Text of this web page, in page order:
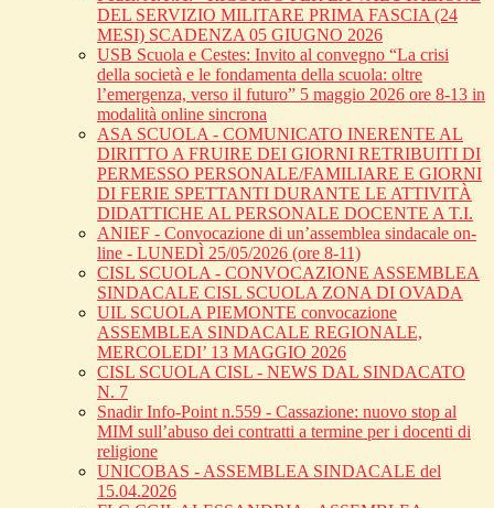
DEL SERVIZIO MILITARE PRIMA FASCIA (24
MESI) SCADENZA 05 GIUGNO 2026
USB Scuola e Cestes: Invito al convegno “La crisi
della società e le fondamenta della scuola: oltre
l’emergenza, verso il futuro” 5 maggio 2026 ore 8-13 in
modalità online sincrona
ASA SCUOLA - COMUNICATO INERENTE AL
DIRITTO A FRUIRE DEI GIORNI RETRIBUITI DI
PERMESSO PERSONALE/FAMILIARE E GIORNI
DI FERIE SPETTANTI DURANTE LE ATTIVITÀ
DIDATTICHE AL PERSONALE DOCENTE A T.I.
ANIEF - Convocazione di un’assemblea sindacale on-
line - LUNEDÌ 25/05/2026 (ore 8-11)
CISL SCUOLA - CONVOCAZIONE ASSEMBLEA
SINDACALE CISL SCUOLA ZONA DI OVADA
UIL SCUOLA PIEMONTE convocazione
ASSEMBLEA SINDACALE REGIONALE,
MERCOLEDI’ 13 MAGGIO 2026
CISL SCUOLA CISL - NEWS DAL SINDACATO
N. 7
Snadir Info-Point n.559 - Cassazione: nuovo stop al
MIM sull’abuso dei contratti a termine per i docenti di
religione
UNICOBAS - ASSEMBLEA SINDACALE del
15.04.2026